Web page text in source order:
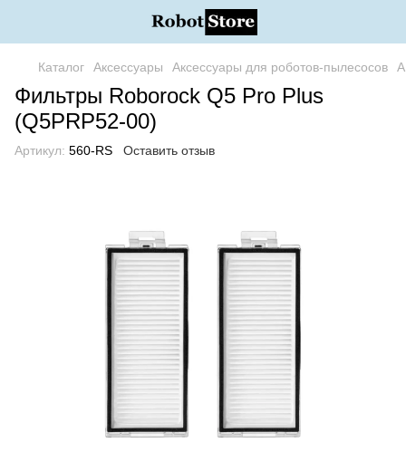
Каталог Аксессуары Аксессуары для роботов-пылесосов
Фильтры Roborock Q5 Pro Plus
(Q5PRP52-00)
Артикул: 560-RS Оставить отзыв